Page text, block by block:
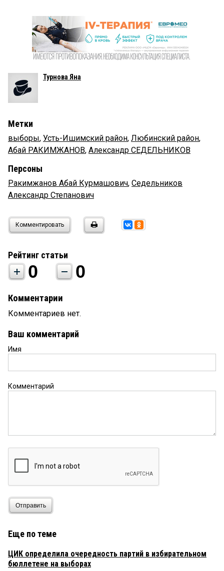
Турнова Яна
Метки
выборы, Усть-Ишимский район, Любинский район,
Абай РАКИМЖАНОВ, Александр СЕДЕЛЬНИКОВ
Персоны
Ракимжанов Абай Курмашович, Седельников
Александр Степанович
Комментировать
Рейтинг статьи
0 0
Комментарии
Комментариев нет.
Ваш комментарий
Имя
Комментарий
Отправить
Еще по теме
ЦИК определила очередность партий в избирательном
бюллетене на выборах